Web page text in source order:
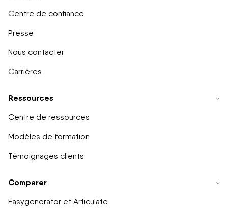
Centre de confiance
Presse
Nous contacter
Carrières
Ressources
Centre de ressources
Modèles de formation
Témoignages clients
Comparer
Easygenerator et Articulate